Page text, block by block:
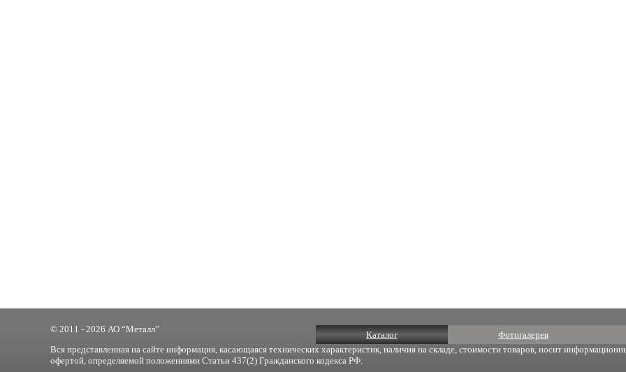
Каталог Фотогалерея
© 2011 - 2026 АО “Металл”
Вся представленная на сайте информация, касающаяся технических характеристик, наличия на складе, стоимости товаров, носит
офертой, определяемой положениями Статьи 437(2) Гражданского кодекса РФ.